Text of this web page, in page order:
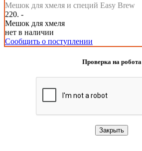
Мешок для хмеля и специй Easy Brew
220. -
Мешок для хмеля
нет в наличии
Сообщить о поступлении
Проверка на робота
Закрыть